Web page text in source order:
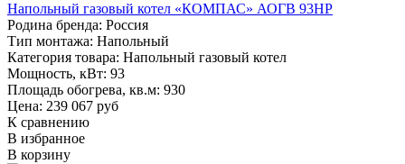
Напольный газовый котел «КОМПАС» АОГВ 93НР
Родина бренда: Россия
Тип монтажа: Напольный
Категория товара: Напольный газовый котел
Мощность, кВт: 93
Площадь обогрева, кв.м: 930
Цена: 239 067 руб
К сравнению
В избранное
В корзину